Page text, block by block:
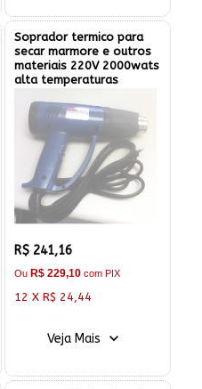
Soprador termico para
secar marmore e outros
materiais 220V 2000wats
alta temperaturas
R$ 241,16
Ou R$ 229,10com PIX
12 X R$ 24,44
Veja Mais